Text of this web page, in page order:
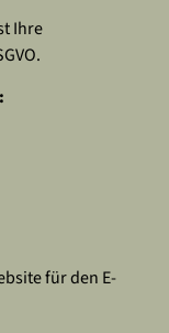
Ihre
für den E-